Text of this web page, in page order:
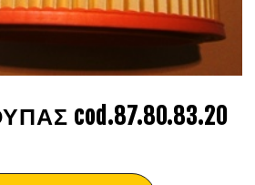
cod.87.80.83.20